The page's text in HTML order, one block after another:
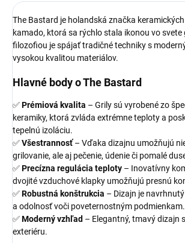
The Bastard je holandská značka
kamado, ktorá sa rýchlo stala ikonou vo svete
filozofiou je spájať tradičné techniky s
vysokou kvalitou materiálov.
Hlavné body o The Bastard
✅Prémiová kvalita – Grily sú vyrobené zo
keramiky, ktorá zvláda extrémne teploty a
tepelnú izoláciu.
✅Všestrannosť– Vďaka dizajnu umožňujú
grilovanie, ale aj pečenie, údenie či pomalé
✅Precízna regulácia teploty – Inovatívny
dvojité vzduchové klapky umožňujú presnú
✅Robustná konštrukcia – Dizajn je
a odolnosť voči poveternostným podmienkam.
✅Moderný vzhľad – Elegantný, tmavý dizajn
exteriéru.